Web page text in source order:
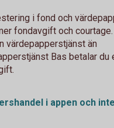
i fond och
fondavgift och courtage.
värdepapperstjänst än
Bas betalar du
i appen och